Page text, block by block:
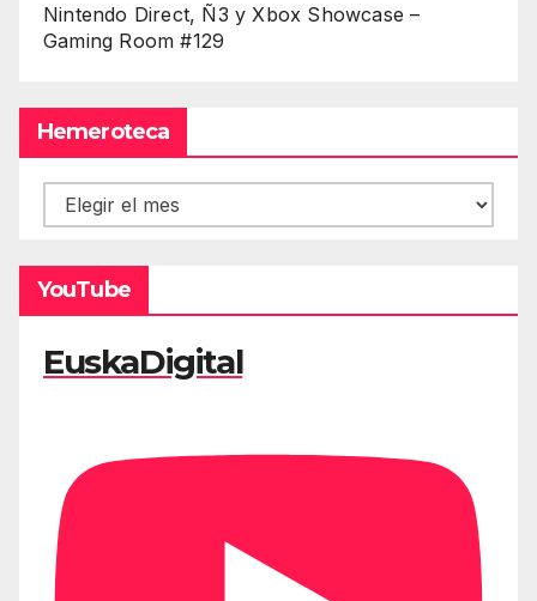
Nintendo Direct, Ñ3 y Xbox Showcase –
Gaming Room #129
Hemeroteca
Hemeroteca
YouTube
EuskaDigital